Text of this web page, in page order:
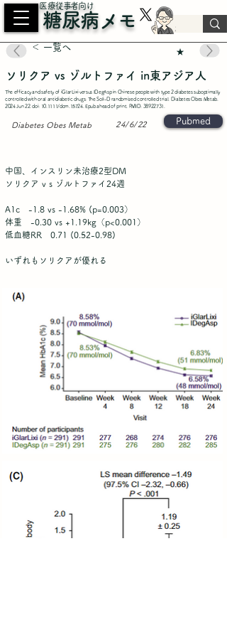
​医療従事者向け
糖尿病メモ
＜ 一覧へ ★
ソリクア vs ゾルトファイ in東アジア人
The efficacy and safety of iGlarLixi versus IDegAsp in Chinese people with type 2 diabetes suboptimally
controlled with oral antidiabetic drugs: The Soli-D randomized controlled trial. Diabetes Obes Metab.
2024 Jun 22. doi: 10.1111/dom.15724. Epub ahead of print. PMID: 38922731
24/6/22
Diabetes Obes Metab Pubmed
中国、インスリン未治療2型DM
ソリクア v s ゾルトファイ24週
A1c -1.8 vs -1.68% (p=0.003）
体重 -0.30 vs +1.19kg（p<0.001）
低血糖RR 0.71 (0.52-0.98)
いずれもソリクアが優れる